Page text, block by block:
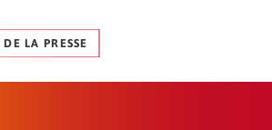
LA PRESSE